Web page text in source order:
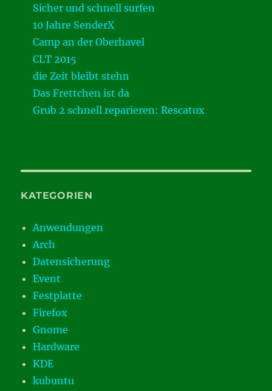
Sicher und schnell surfen
10 Jahre SenderX
Camp an der Oberhavel
CLT 2015
die Zeit bleibt stehn
Das Frettchen ist da
Grub 2 schnell reparieren: Rescatux
KATEGORIEN
Anwendungen
Arch
Datensicherung
Event
Festplatte
Firefox
Gnome
Hardware
KDE
kubuntu